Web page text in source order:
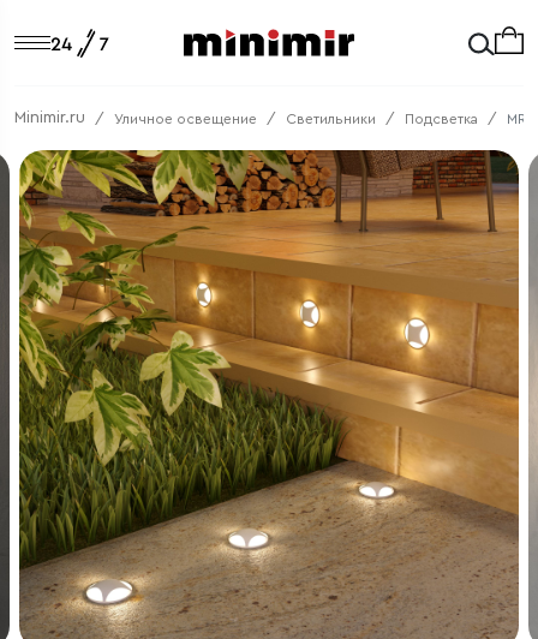
Minimir.ru Уличное освещение Светильники Подсветка